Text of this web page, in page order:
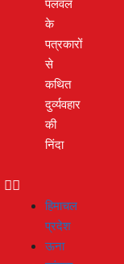
पलवल
के
पत्रकारों
से
कथित
दुर्व्यवहार
की
निंदा
हिमाचल
प्रदेश
ऊना